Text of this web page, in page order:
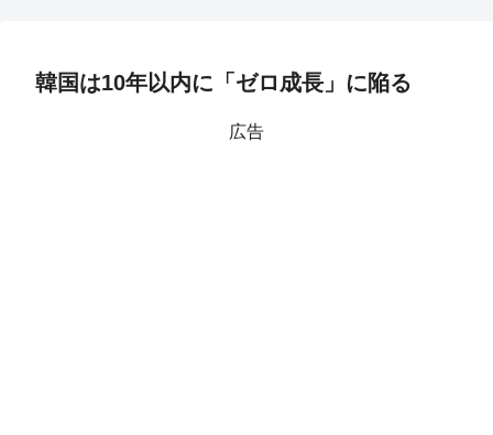
韓国は10年以内に「ゼロ成長」に陥る
広告